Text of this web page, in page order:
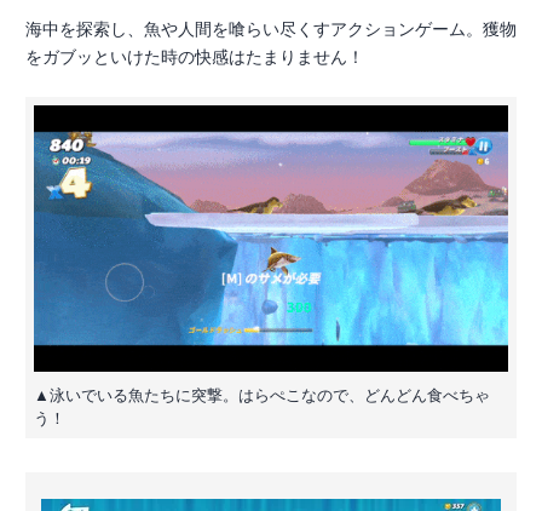
海中を探索し、魚や人間を喰らい尽くすアクションゲーム。獲物
をガブッといけた時の快感はたまりません！
▲泳いでいる魚たちに突撃。はらぺこなので、どんどん食べちゃ
う！